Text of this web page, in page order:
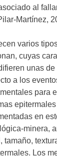
al
Martínez,
varios
cuyas
unas
a los
para
en
minera,
Los